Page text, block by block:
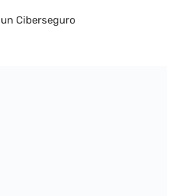
Ciberseguro